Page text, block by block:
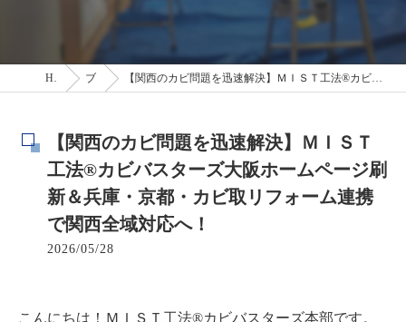
HOME ブログ 【関西のカビ問題を迅速解決】ＭＩＳＴ工法®カビバスターズ大阪ホームページ刷新＆兵庫・京都・カビ取リフォーム連携で関西全域対応へ！
【関西のカビ問題を迅速解決】ＭＩＳＴ
工法®カビバスターズ大阪ホームページ刷
新＆兵庫・京都・カビ取リフォーム連携
で関西全域対応へ！
2026/05/28
こんにちは！ＭＩＳＴ工法®カビバスターズ本部です。